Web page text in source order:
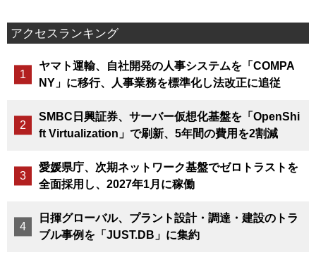
アクセスランキング
ヤマト運輸、自社開発の人事システムを「COMPA
NY」に移行、人事業務を標準化し法改正に追従
SMBC日興証券、サーバー仮想化基盤を「OpenShi
ft Virtualization」で刷新、5年間の費用を2割減
愛媛県庁、次期ネットワーク基盤でゼロトラストを
全面採用し、2027年1月に稼働
日揮グローバル、プラント設計・調達・建設のトラ
ブル事例を「JUST.DB」に集約